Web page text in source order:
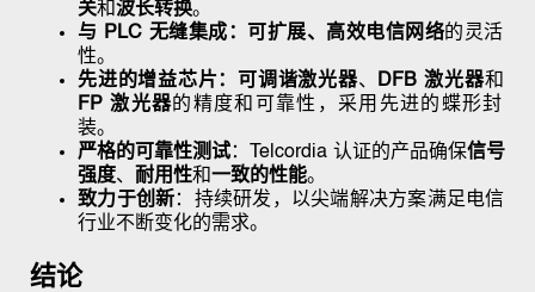
关和波长转换。
与 PLC 无缝集成：可扩展、 高效电信网络的灵活
性。
先进的增益芯片：
可调谐激光器、 DFB 激光器和
FP 激光器的精度和可靠性 ，采用先进的蝶形封
装。
严格的可靠性测试：Telcordia 认证的产品确保信号
强度、 耐用性和一致的性能。
致力于创新：持续研发，以尖端解决方案满足电信
行业不断变化的需求。
结论